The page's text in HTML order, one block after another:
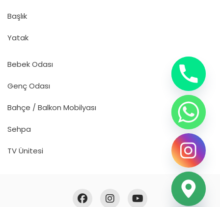
Başlık
Yatak
Bebek Odası
Genç Odası
Bahçe / Balkon Mobilyası
Sehpa
TV Ünitesi